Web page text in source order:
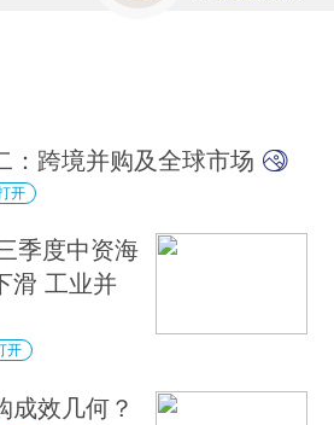
：跨境并购及全球市场
开
季度中资海
滑 工业并
开
成效几何？